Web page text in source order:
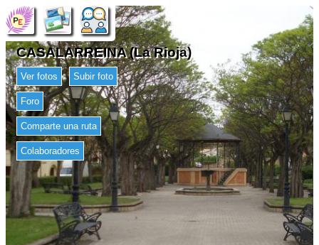
CASALARREINA (La Rioja)
Ver fotos Subir foto
Foro
Comparte una ruta
Colaboradores